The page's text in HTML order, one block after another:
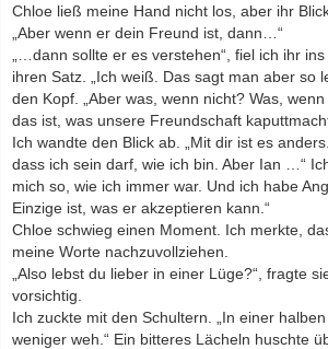
Chloe ließ meine Hand nicht los, aber ihr
„Aber wenn er dein Freund ist, dann…“
„…dann sollte er es verstehen“, fiel ich ihr
ihren Satz. „Ich weiß. Das sagt man aber so
den Kopf. „Aber was, wenn nicht? Was,
das ist, was unsere Freundschaft
Ich wandte den Blick ab. „Mit dir ist es
dass ich sein darf, wie ich bin. Aber Ian …“
mich so, wie ich immer war. Und ich habe
Einzige ist, was er akzeptieren kann.“
Chloe schwieg einen Moment. Ich merkte,
meine Worte nachzuvollziehen.
„Also lebst du lieber in einer Lüge?“, fragte
vorsichtig.
Ich zuckte mit den Schultern. „In einer
weniger weh.“ Ein bitteres Lächeln huschte